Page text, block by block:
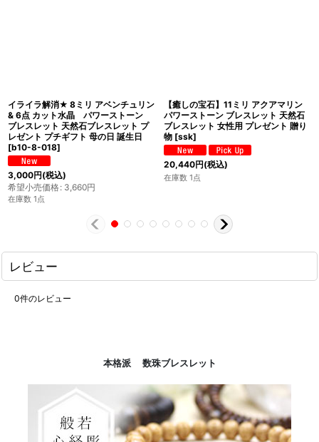
イライラ解消★ 8ミリ アベンチュリン
& 6点 カット水晶 パワーストーン
ブレスレット 天然石ブレスレット プ
レゼント プチギフト 母の日 誕生日
[b10-8-018]
3,000円(税込)
希望小売価格: 3,660円
在庫数 1点
【癒しの宝石】11ミリ アクアマリン
パワーストーン ブレスレット 天然石
ブレスレット 女性用 プレゼント 贈り
物 [ssk]
20,440円(税込)
在庫数 1点
レビュー
0件のレビュー
本格派 数珠ブレスレット